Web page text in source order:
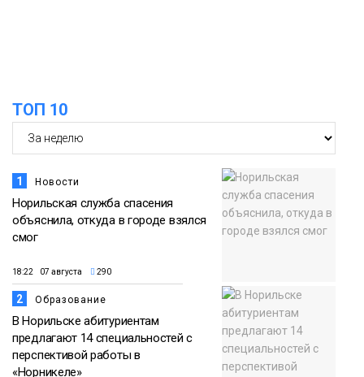
ТОП 10
1 Новости
Норильская служба спасения
объяснила, откуда в городе взялся
смог
18:22 07 августа 290
2 Образование
В Норильске абитуриентам
предлагают 14 специальностей с
перспективой работы в
«Норникеле»